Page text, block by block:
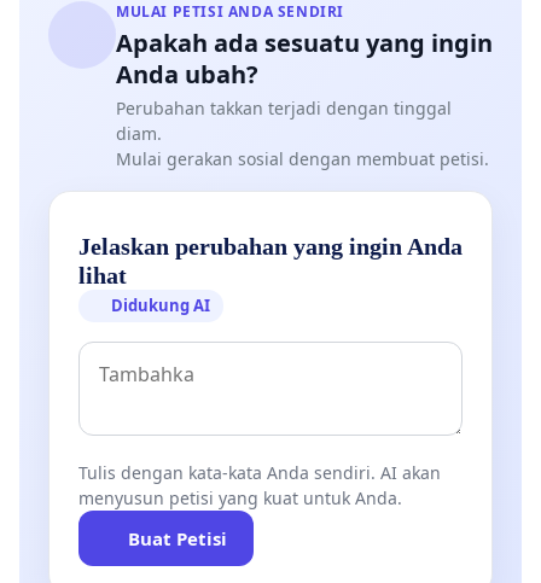
MULAI PETISI ANDA SENDIRI
Apakah ada sesuatu yang ingin
Anda ubah?
Perubahan takkan terjadi dengan tinggal
diam.
Mulai gerakan sosial dengan membuat petisi.
Jelaskan perubahan yang ingin Anda
lihat
Didukung AI
Tulis dengan kata-kata Anda sendiri. AI akan
menyusun petisi yang kuat untuk Anda.
Buat Petisi